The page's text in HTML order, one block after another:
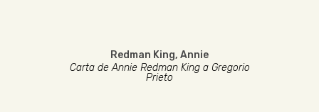
Redman King, Annie
Carta de Annie Redman King a Gregorio
Prieto